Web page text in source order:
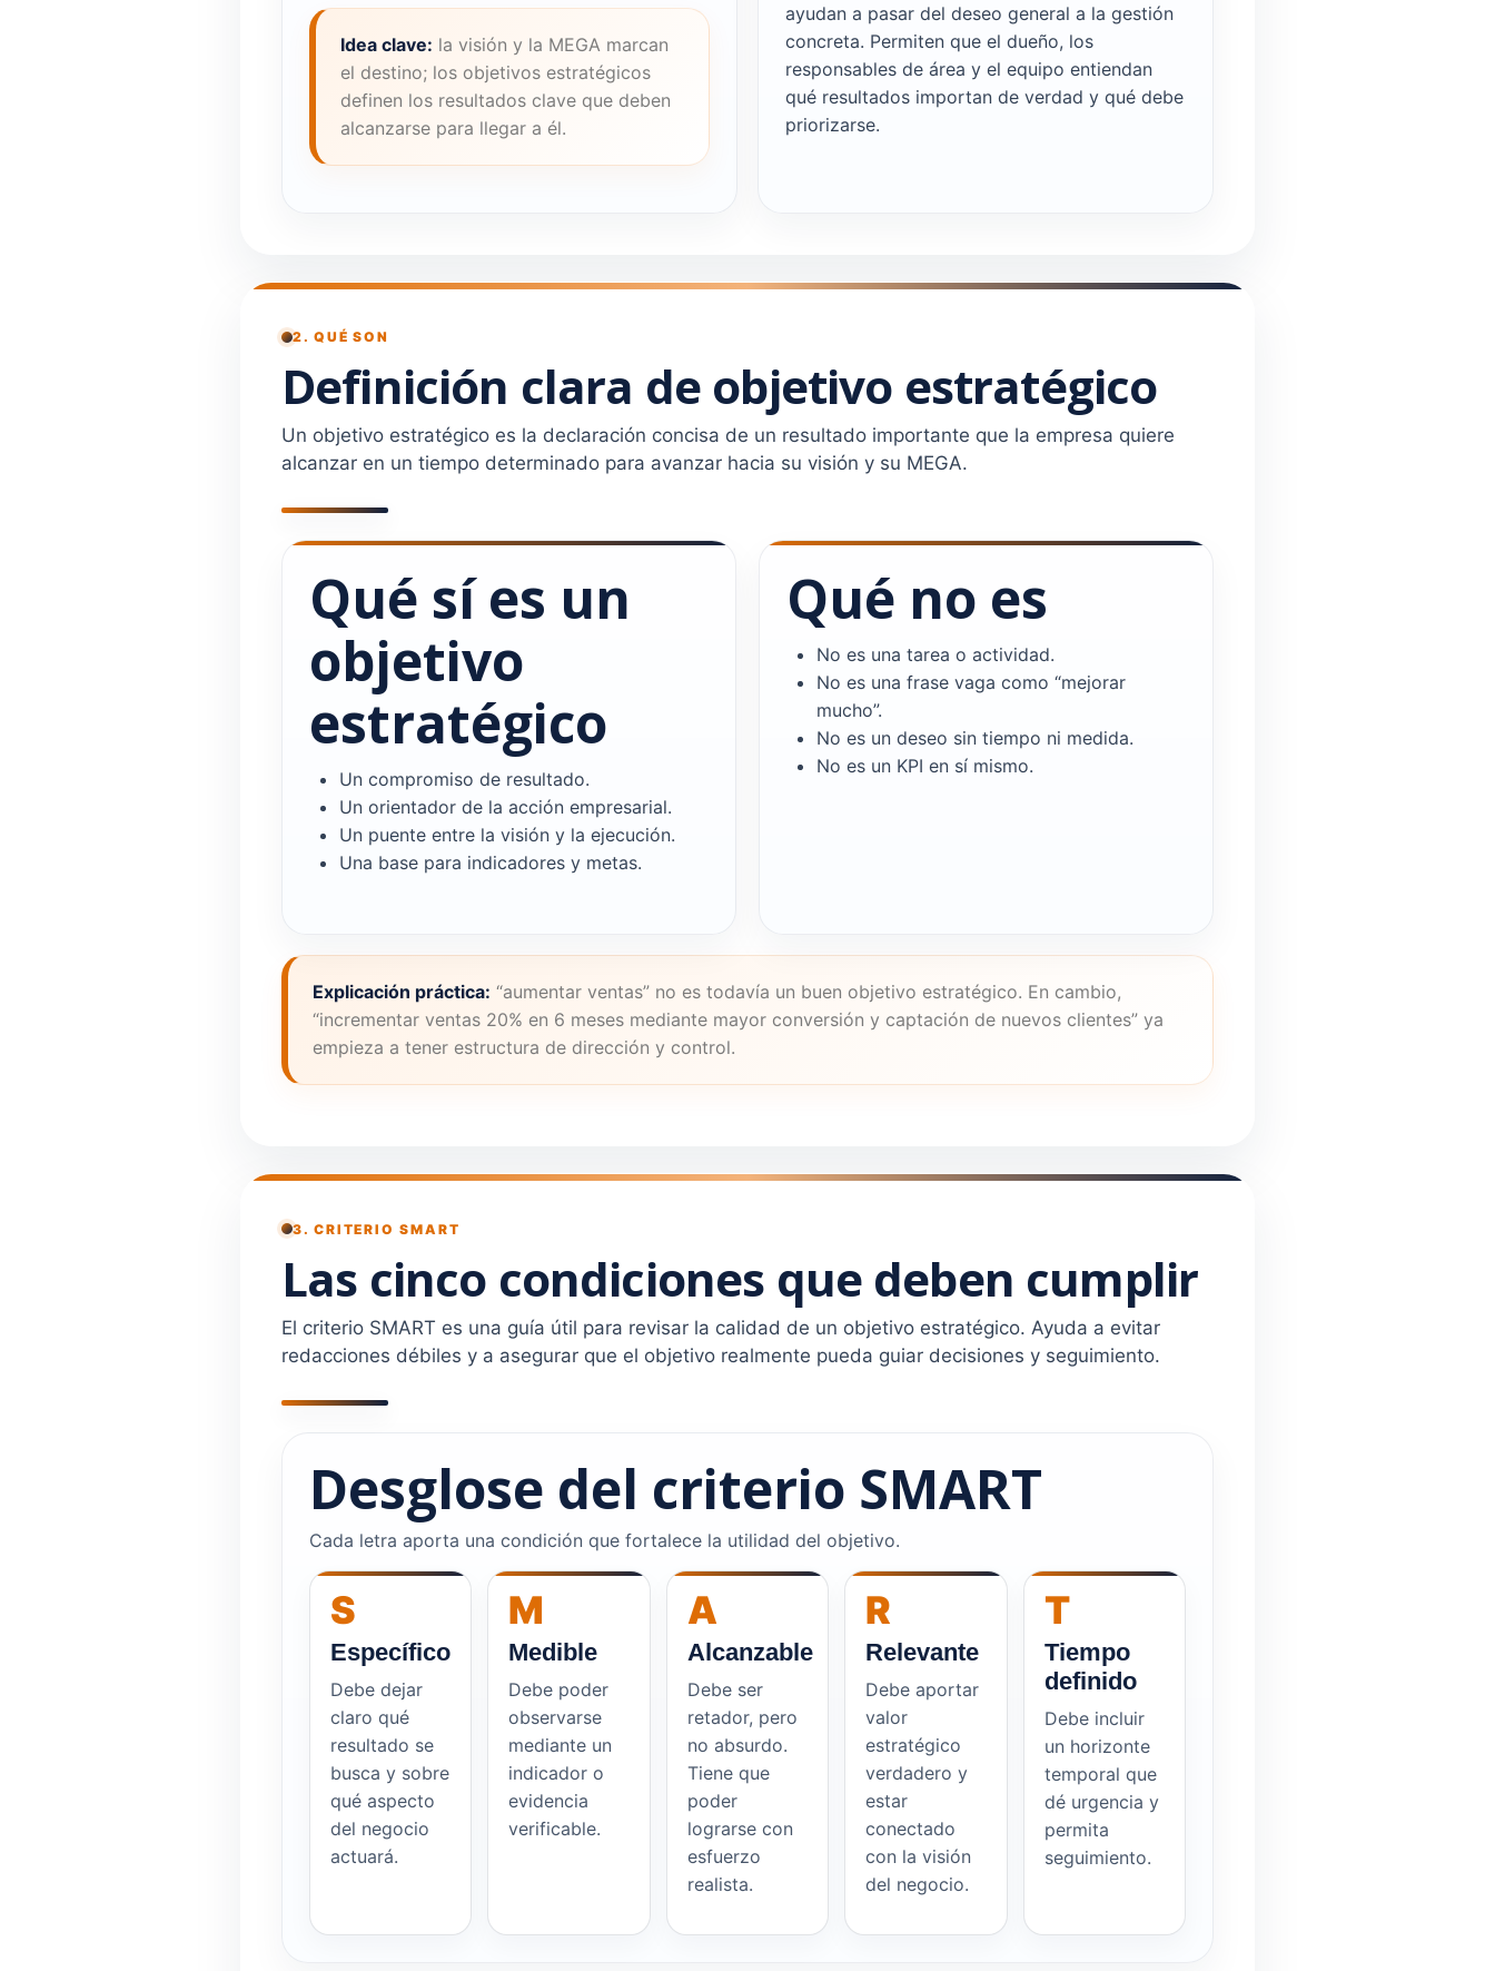
Idea clave: la visión y la MEGA marcan
el destino; los objetivos estratégicos
definen los resultados clave que deben
alcanzarse para llegar a él.
ayudan a pasar del deseo general a la gestión
concreta. Permiten que el dueño, los
responsables de área y el equipo entiendan
qué resultados importan de verdad y qué debe
priorizarse.
2. QUÉ SON
Definición clara de objetivo estratégico
Un objetivo estratégico es la declaración concisa de un resultado importante que la empresa quiere
alcanzar en un tiempo determinado para avanzar hacia su visión y su MEGA.
Qué sí es un
objetivo
estratégico
Un compromiso de resultado.
Un orientador de la acción empresarial.
Un puente entre la visión y la ejecución.
Una base para indicadores y metas.
Qué no es
No es una tarea o actividad.
No es una frase vaga como “mejorar
mucho”.
No es un deseo sin tiempo ni medida.
No es un KPI en sí mismo.
Explicación práctica: “aumentar ventas” no es todavía un buen objetivo estratégico. En cambio,
“incrementar ventas 20% en 6 meses mediante mayor conversión y captación de nuevos clientes” ya
empieza a tener estructura de dirección y control.
3. CRITERIO SMART
Las cinco condiciones que deben cumplir
El criterio SMART es una guía útil para revisar la calidad de un objetivo estratégico. Ayuda a evitar
redacciones débiles y a asegurar que el objetivo realmente pueda guiar decisiones y seguimiento.
Desglose del criterio SMART
Cada letra aporta una condición que fortalece la utilidad del objetivo.
S
Específico
Debe dejar
claro qué
resultado se
busca y sobre
qué aspecto
del negocio
actuará.
M
Medible
Debe poder
observarse
mediante un
indicador o
evidencia
verificable.
A
Alcanzable
Debe ser
retador, pero
no absurdo.
Tiene que
poder
lograrse con
esfuerzo
realista.
R
Relevante
Debe aportar
valor
estratégico
verdadero y
estar
conectado
con la visión
del negocio.
T
Tiempo
definido
Debe incluir
un horizonte
temporal que
dé urgencia y
permita
seguimiento.